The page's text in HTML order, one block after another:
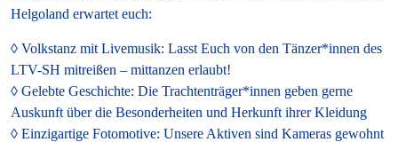
Helgoland erwartet euch:
Volkstanz mit Livemusik: Lasst Euch von den Tänzer*innen des
LTV-SH mitreißen – mittanzen erlaubt!
Gelebte Geschichte: Die Trachtenträger*innen geben gerne
Auskunft über die Besonderheiten und Herkunft ihrer Kleidung
Einzigartige Fotomotive: Unsere Aktiven sind Kameras gewohnt